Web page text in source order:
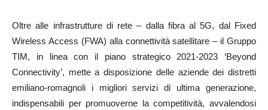
Oltre alle infrastrutture di rete – dalla fibra al 5G, dal Fixed
Wireless Access (FWA) alla connettività satellitare – il Gruppo
TIM, in linea con il piano strategico 2021-2023 ‘Beyond
Connectivity’, mette a disposizione delle aziende dei distretti
emiliano-romagnoli i migliori servizi di ultima generazione,
indispensabili per promuoverne la competitività, avvalendosi